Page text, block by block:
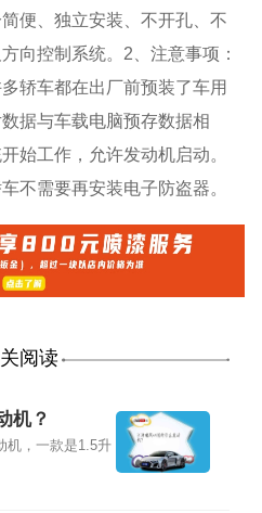
便、独立安装、不开孔、不
向控制系统。2、注意事项：
轿车都在出厂前预装了车用
据与车载电脑预存数据相
始工作，允许发动机启动。
不需要再安装电子防盗器。
阅读
机？
机，一款是1.5升